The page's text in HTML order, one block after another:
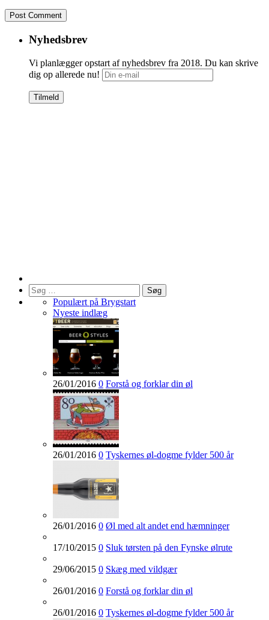
Nyhedsbrev
Vi planlægger opstart af nyhedsbrev fra 2018. Du kan skrive
dig op allerede nu!
Søg
efter: Populært på Brygstart
Nyeste indlæg
26/01/2016 0 Forstå og forklar din øl
26/01/2016 0 Tyskernes øl-dogme fylder 500 år
26/01/2016 0 Øl med alt andet end hæmninger
17/10/2015 0 Sluk tørsten på den Fynske ølrute
29/06/2015 0 Skæg med vildgær
26/01/2016 0 Forstå og forklar din øl
26/01/2016 0 Tyskernes øl-dogme fylder 500 år